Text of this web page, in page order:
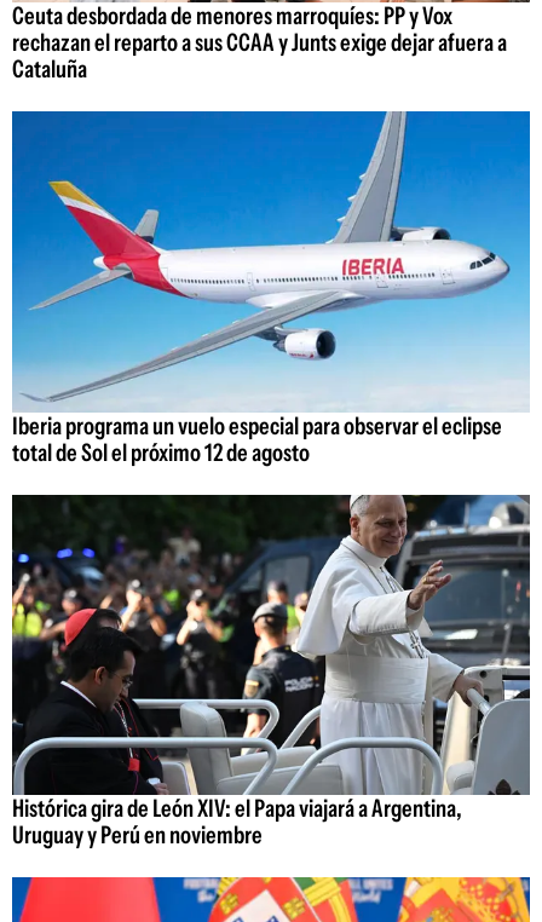
Ceuta desbordada de menores marroquíes: PP y Vox
rechazan el reparto a sus CCAA y Junts exige dejar afuera a
Cataluña
Iberia programa un vuelo especial para observar el eclipse
total de Sol el próximo 12 de agosto
Histórica gira de León XIV: el Papa viajará a Argentina,
Uruguay y Perú en noviembre